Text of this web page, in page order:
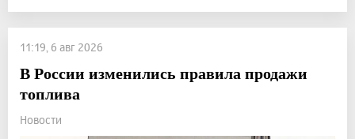
11:19, 6 авг 2026
В России изменились правила продажи
топлива
Новости